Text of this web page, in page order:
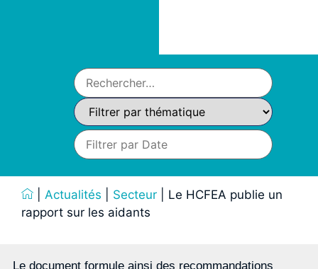
Actualités Secteur
Le HCFEA publie un
rapport sur les aidants
Le document formule ainsi des recommandations